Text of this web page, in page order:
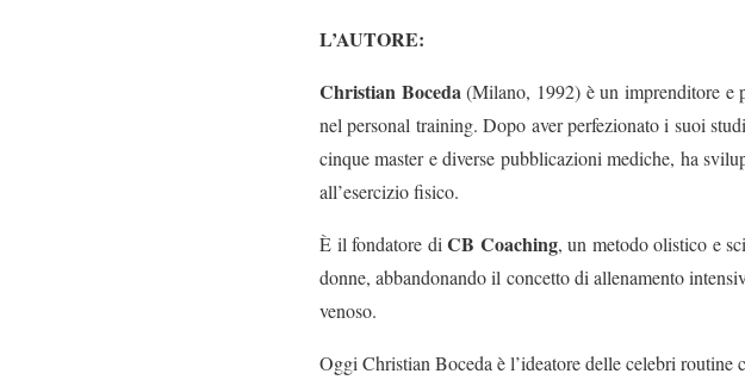
L’AUTORE:
Christian Boceda (Milano, 1992) è un imprenditore e
nel personal training. Dopo aver perfezionato i suoi
cinque master e diverse pubblicazioni mediche, ha
all’esercizio fisico.
È il fondatore di CB Coaching, un metodo olistico e
donne, abbandonando il concetto di allenamento
venoso.
Oggi Christian Boceda è l’ideatore delle celebri